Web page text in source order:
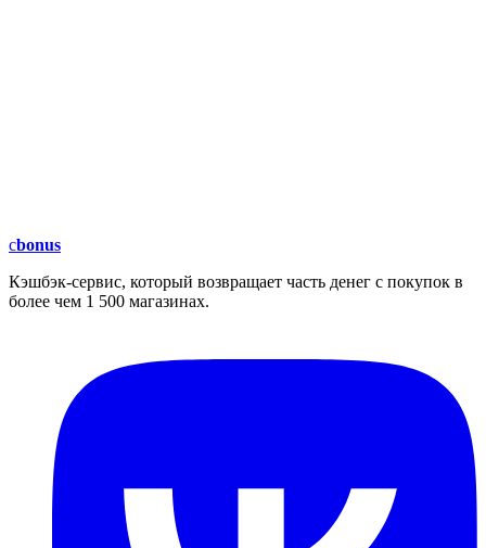
cbonus
Кэшбэк-сервис, который возвращает часть денег с покупок в
более чем 1 500 магазинах.